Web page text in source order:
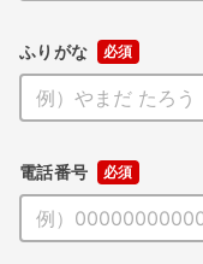
ふりがな
電話番号